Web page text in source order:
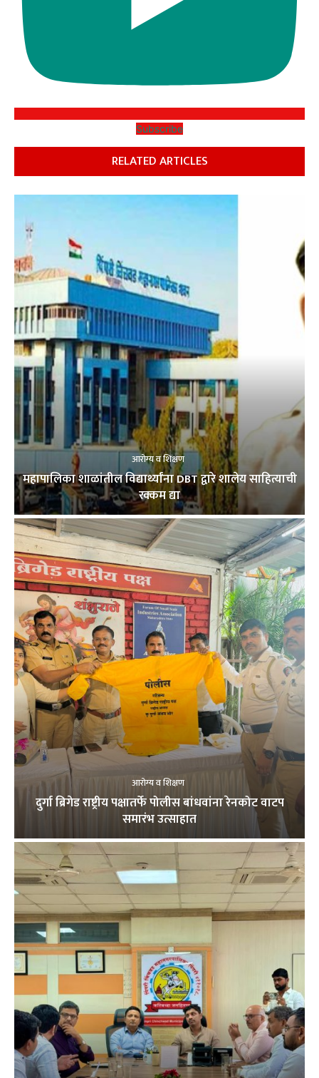
Subscribe
RELATED ARTICLES
आरोग्य व शिक्षण
महापालिका शाळांतील विद्यार्थ्यांना DBT द्वारे शालेय साहित्याची
रक्कम द्या
आरोग्य व शिक्षण
दुर्गा ब्रिगेड राष्ट्रीय पक्षातर्फे पोलीस बांधवांना रेनकोट वाटप
समारंभ उत्साहात